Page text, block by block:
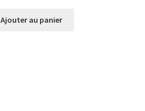
Ajouter au panier